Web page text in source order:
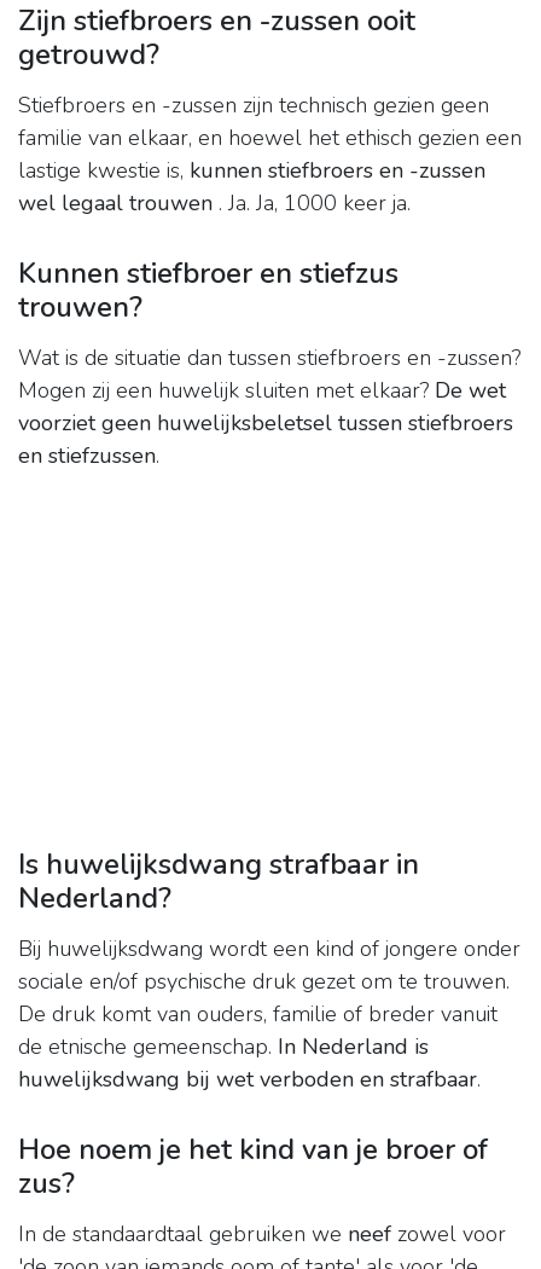
Zijn stiefbroers en -zussen ooit
getrouwd?
Stiefbroers en -zussen zijn technisch gezien geen
familie van elkaar, en hoewel het ethisch gezien een
lastige kwestie is, kunnen stiefbroers en -zussen
wel legaal trouwen . Ja. Ja, 1000 keer ja.
Kunnen stiefbroer en stiefzus
trouwen?
Wat is de situatie dan tussen stiefbroers en -zussen?
Mogen zij een huwelijk sluiten met elkaar? De wet
voorziet geen huwelijksbeletsel tussen stiefbroers
en stiefzussen.
Is huwelijksdwang strafbaar in
Nederland?
Bij huwelijksdwang wordt een kind of jongere onder
sociale en/of psychische druk gezet om te trouwen.
De druk komt van ouders, familie of breder vanuit
de etnische gemeenschap. In Nederland is
huwelijksdwang bij wet verboden en strafbaar.
Hoe noem je het kind van je broer of
zus?
In de standaardtaal gebruiken we neef zowel voor